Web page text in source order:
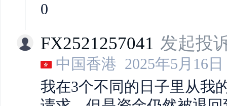
0
FX2521257041 发起投
中国香港 2025年5月16日
我在3个不同的日子里从我